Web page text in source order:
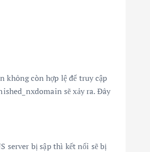
không còn hợp lệ để truy cập
sẽ xảy ra. Đây
server bị sập thì kết nối sẽ bị